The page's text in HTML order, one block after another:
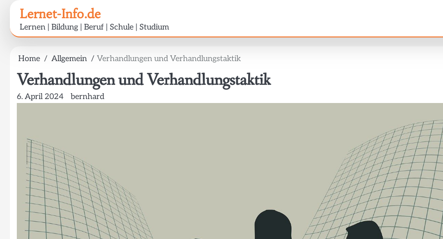
content
Lernet-Info.de
Lernen | Bildung | Beruf | Schule | Studium
Home Allgemein Verhandlungen und Verhandlungstaktik
Verhandlungen und Verhandlungstaktik
6. April 2024 bernhard